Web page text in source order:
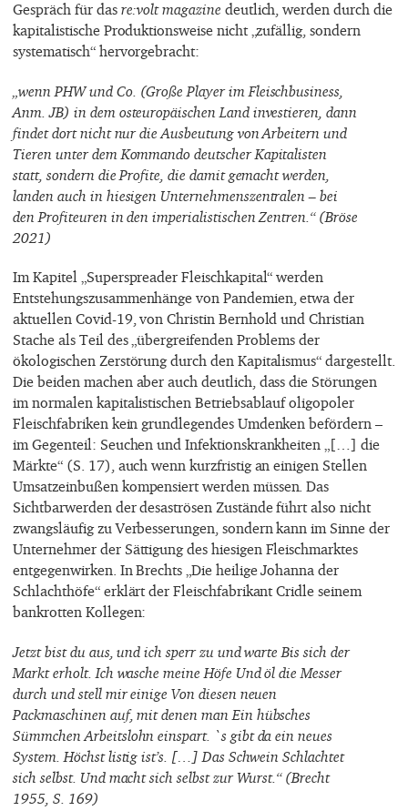
Gespräch für das re:volt magazine deutlich, werden durch die
kapitalistische Produktionsweise nicht „zufällig, sondern
systematisch“ hervorgebracht:
„wenn PHW und Co. (Große Player im Fleischbusiness,
Anm. JB) in dem osteuropäischen Land investieren, dann
findet dort nicht nur die Ausbeutung von Arbeitern und
Tieren unter dem Kommando deutscher Kapitalisten
statt, sondern die Profite, die damit gemacht werden,
landen auch in hiesigen Unternehmenszentralen – bei
den Profiteuren in den imperialistischen Zentren.“ (Bröse
2021)
Im Kapitel „Superspreader Fleischkapital“ werden
Entstehungszusammenhänge von Pandemien, etwa der
aktuellen Covid-19, von Christin Bernhold und Christian
Stache als Teil des „übergreifenden Problems der
ökologischen Zerstörung durch den Kapitalismus“ dargestellt.
Die beiden machen aber auch deutlich, dass die Störungen
im normalen kapitalistischen Betriebsablauf oligopoler
Fleischfabriken kein grundlegendes Umdenken befördern –
im Gegenteil: Seuchen und Infektionskrankheiten „[…] die
Märkte“ (S. 17), auch wenn kurzfristig an einigen Stellen
Umsatzeinbußen kompensiert werden müssen. Das
Sichtbarwerden der desaströsen Zustände führt also nicht
zwangsläufig zu Verbesserungen, sondern kann im Sinne der
Unternehmer der Sättigung des hiesigen Fleischmarktes
entgegenwirken. In Brechts „Die heilige Johanna der
Schlachthöfe“ erklärt der Fleischfabrikant Cridle seinem
bankrotten Kollegen:
Jetzt bist du aus, und ich sperr zu und warte Bis sich der
Markt erholt. Ich wasche meine Höfe Und öl die Messer
durch und stell mir einige Von diesen neuen
Packmaschinen auf, mit denen man Ein hübsches
Sümmchen Arbeitslohn einspart. `s gibt da ein neues
System. Höchst listig ist’s. […] Das Schwein Schlachtet
sich selbst. Und macht sich selbst zur Wurst.“ (Brecht
1955, S. 169)